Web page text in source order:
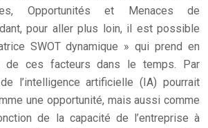
Opportunités et Menaces de
pour aller plus loin, il est possible
SWOT dynamique » qui prend en
de ces facteurs dans le temps. Par
l’intelligence artificielle (IA) pourrait
une opportunité, mais aussi comme
de la capacité de l’entreprise à